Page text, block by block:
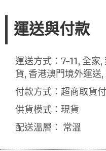
運送與付款
運送方式：7-11, 全家
貨, 香港澳門境外運送
付款方式：超商取貨
供貨模式：現貨
配送溫層： 常溫